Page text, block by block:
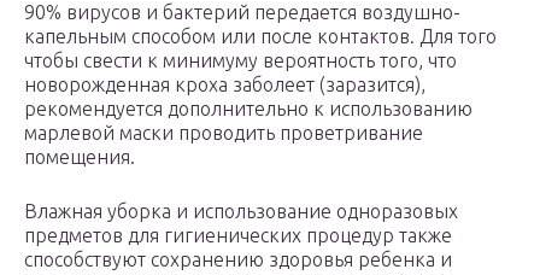
90% вирусов и бактерий передается воздушно-
капельным способом или после контактов. Для того
чтобы свести к минимуму вероятность того, что
новорожденная кроха заболеет (заразится),
рекомендуется дополнительно к использованию
марлевой маски проводить проветривание
помещения.
Влажная уборка и использование одноразовых
предметов для гигиенических процедур также
способствуют сохранению здоровья ребенка и